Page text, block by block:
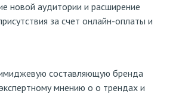
новой аудитории и расширение
за счет онлайн-оплаты и
составляющую бренда
мнению о о трендах и